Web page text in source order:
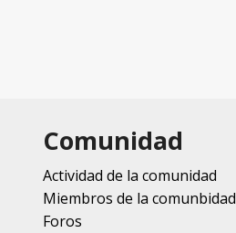
Comunidad
Actividad de la comunidad
Miembros de la comunbidad
Foros